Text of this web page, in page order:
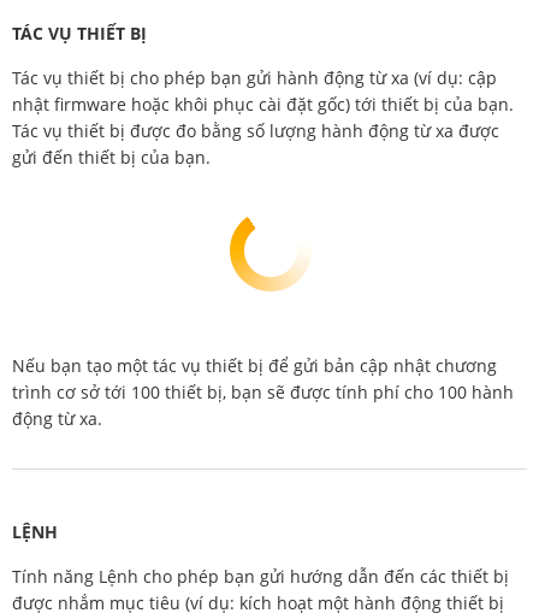
TÁC VỤ THIẾT BỊ
Tác vụ thiết bị cho phép bạn gửi hành động từ xa (ví dụ: cập
nhật firmware hoặc khôi phục cài đặt gốc) tới thiết bị của bạn.
Tác vụ thiết bị được đo bằng số lượng hành động từ xa được
gửi đến thiết bị của bạn.
Nếu bạn tạo một tác vụ thiết bị để gửi bản cập nhật chương
trình cơ sở tới 100 thiết bị, bạn sẽ được tính phí cho 100 hành
động từ xa.
LỆNH
Tính năng Lệnh cho phép bạn gửi hướng dẫn đến các thiết bị
được nhắm mục tiêu (ví dụ: kích hoạt một hành động thiết bị